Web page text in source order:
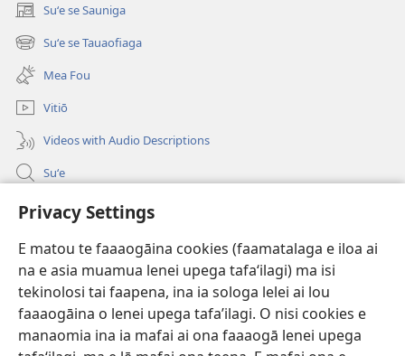
Privacy Settings
E matou te faaaogāina cookies (faamatalaga e iloa ai
na e asia muamua lenei upega tafaʻilagi) ma isi
tekinolosi tai faapena, ina ia sologa lelei ai lou
faaaogāina o lenei upega tafa’ilagi. O nisi cookies e
manaomia ina ia mafai ai ona faaaogā lenei upega
Suʻe se Sauniga
(tatala
se
isi
polokalame)
Suʻe se Tauaofiaga
(tatala
se
isi
polokalame)
Mea Fou
Vitiō
Videos with Audio Descriptions
Suʻe
Faamatalaga mo Ofisa o le Malo
(tatala
se
polokalame)
Lomiga Faale-Tusi Paia I LE INITANETI™
(tatala